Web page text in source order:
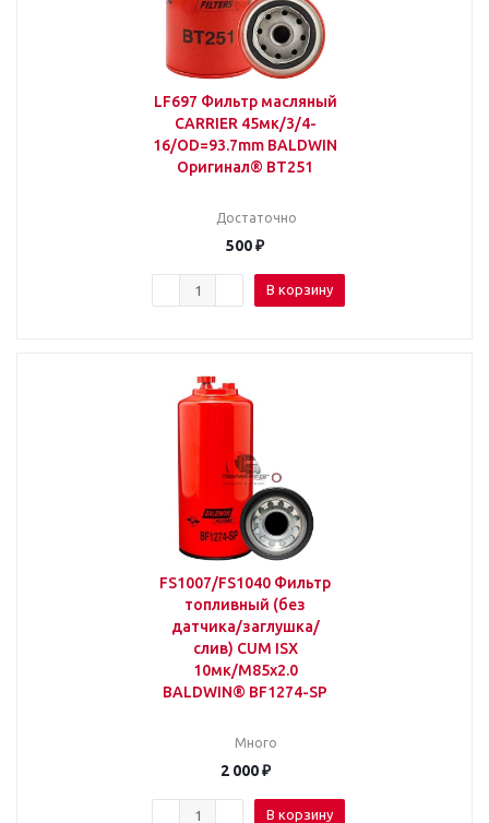
LF697 Фильтр масляный
CARRIER 45мк/3/4-
16/OD=93.7mm BALDWIN
Оригинал® BT251
Достаточно
500₽
В корзину
FS1007/FS1040 Фильтр
топливный (без
датчика/заглушка/
слив) CUM ISX
10мк/M85x2.0
BALDWIN® BF1274-SP
Много
2 000₽
В корзину